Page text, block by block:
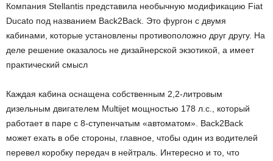
Компания Stellantis представила необычную модификацию Fiat
Ducato под названием Back2Back. Это фургон с двумя
кабинами, которые установлены противоположно друг другу. На
деле решение оказалось не дизайнерской экзотикой, а имеет
практический смысл
Каждая кабина оснащена собственным 2,2-литровым
дизельным двигателем Multijet мощностью 178 л.с., который
работает в паре с 8-ступенчатым «автоматом». Back2Back
может ехать в обе стороны, главное, чтобы один из водителей
перевел коробку передач в нейтраль. Интересно и то, что